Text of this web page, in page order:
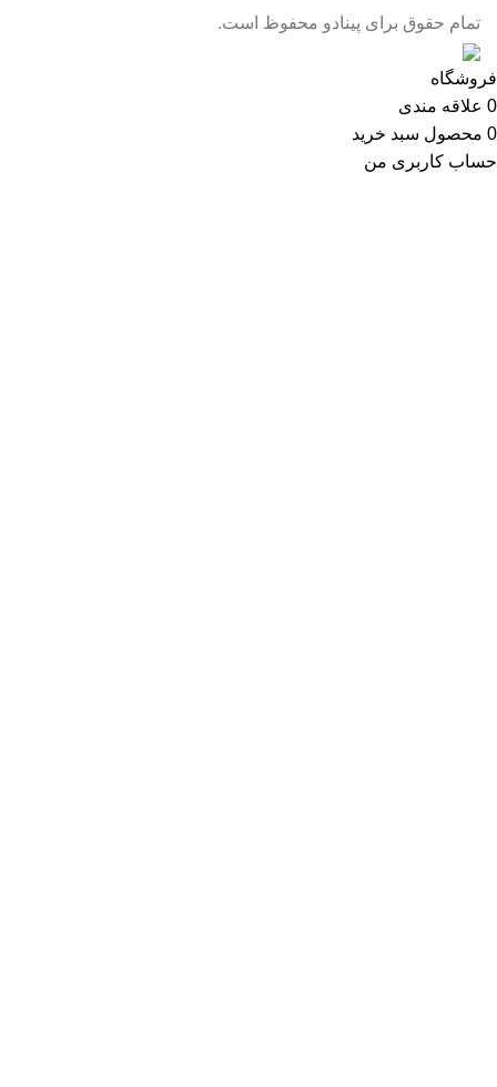
تمام حقوق برای پینادو محفوظ است.
فروشگاه
0 علاقه مندی
0 محصول سبد خرید
حساب کاربری من